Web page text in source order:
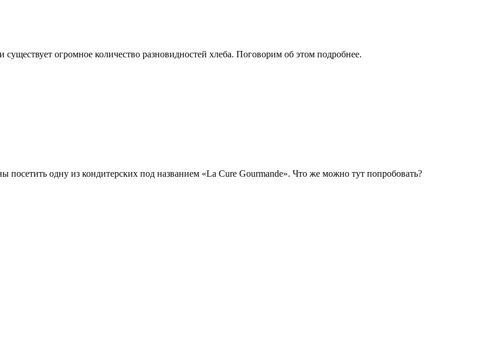
огромное количество разновидностей хлеба. Поговорим об этом подробнее.
посетить одну из кондитерских под названием «La Cure Gourmande». Что же можно тут попробовать?